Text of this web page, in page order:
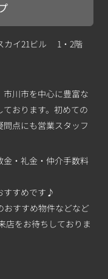
カイ21ビル 1・2階
川市を中心に豊富な
おります。初めての
点にも営業スタッフ
・礼金・仲介手数料
すすめです♪
おすすめ物件などなど
店をお待ちしておりま